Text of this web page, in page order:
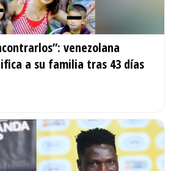
venezolana
a su familia tras 43 días